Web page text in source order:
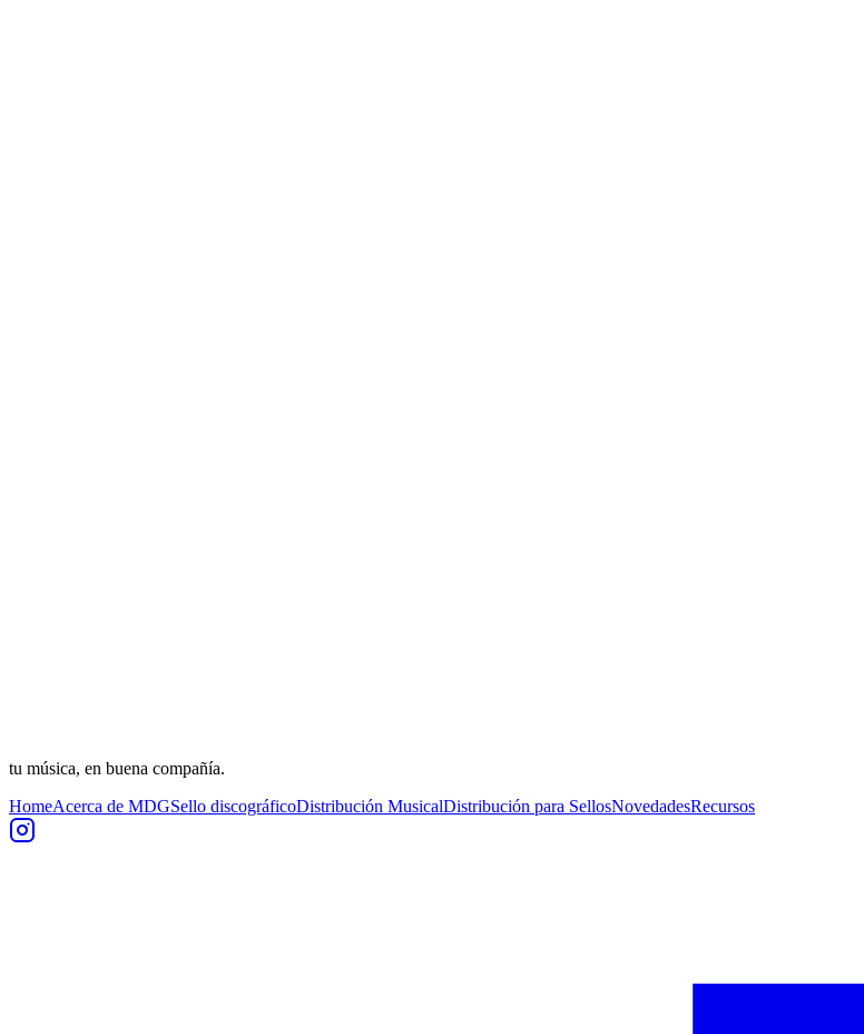
tu música, en buena compañía.
HomeAcerca de MDGSello discográficoDistribución MusicalDistribución para SellosNovedadesRecursos